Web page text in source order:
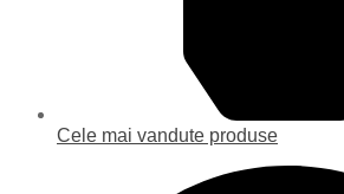
Cele mai vandute produse